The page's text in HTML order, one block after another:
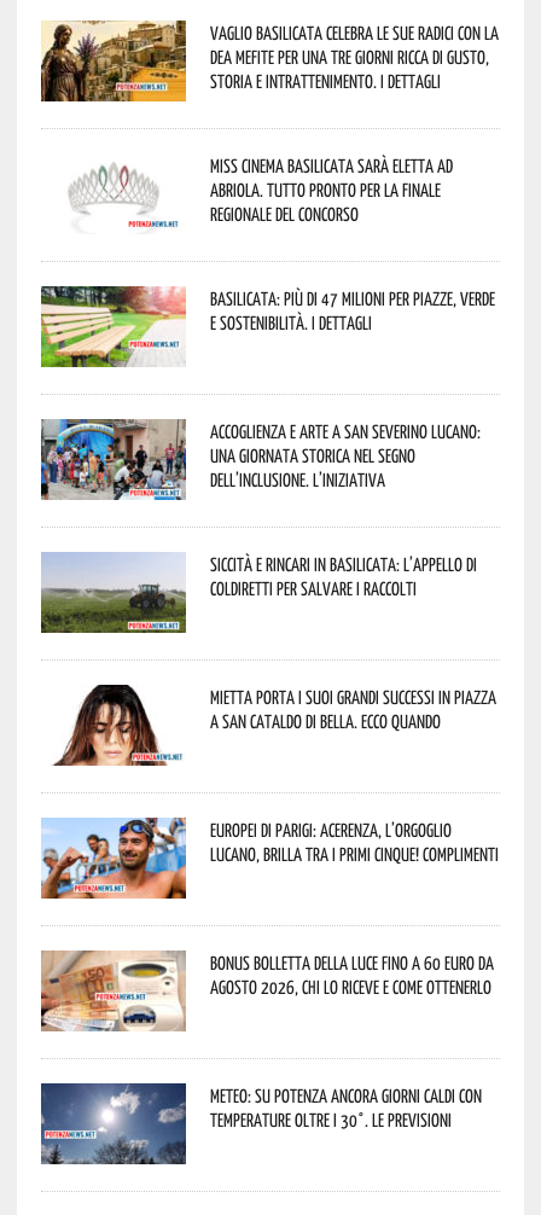
Vaglio Basilicata celebra le sue radici con la
Dea Mefite per una tre giorni ricca di gusto,
storia e intrattenimento. I dettagli
Miss Cinema Basilicata sarà eletta ad
Abriola. Tutto pronto per la finale
regionale del concorso
Basilicata: più di 47 milioni per piazze, verde
e sostenibilità. I dettagli
Accoglienza e arte a San Severino Lucano:
una giornata storica nel segno
dell’inclusione. L’iniziativa
Siccità e rincari in Basilicata: l’appello di
Coldiretti per salvare i raccolti
Mietta porta i suoi grandi successi in piazza
a San Cataldo di Bella. Ecco quando
Europei di Parigi: Acerenza, l’orgoglio
lucano, brilla tra i primi cinque! Complimenti
Bonus bolletta della luce fino a 60 euro da
agosto 2026, chi lo riceve e come ottenerlo
Meteo: su Potenza ancora giorni caldi con
temperature oltre i 30°. Le previsioni